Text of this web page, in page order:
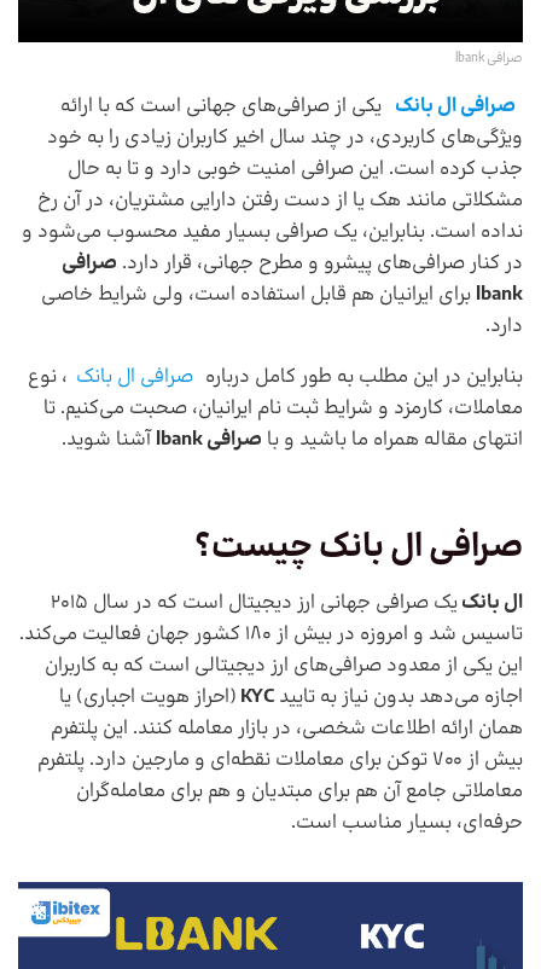
صرافی lbank
صرافی ال بانک یکی از صرافی‌های جهانی است که با ارائه
ویژگی‌های کاربردی، در چند سال اخیر کاربران زیادی را به خود
جذب کرده است. این صرافی امنیت خوبی دارد و تا به حال
مشکلاتی مانند هک یا از دست رفتن دارایی مشتریان، در آن رخ
نداده است. بنابراین، یک صرافی بسیار مفید محسوب می‌شود و
در کنار صرافی‌های پیشرو و مطرح جهانی، قرار دارد. صرافی
lbank برای ایرانیان هم قابل استفاده است، ولی شرایط خاصی
دارد.
بنابراین در این مطلب به طور کامل درباره صرافی ال بانک ، نوع
معاملات، کارمزد و شرایط ثبت نام ایرانیان، صحبت می‌کنیم. تا
انتهای مقاله همراه ما باشید و با صرافی lbank آشنا شوید.
صرافی ال بانک چیست؟
ال بانک
یک صرافی جهانی ارز دیجیتال است که در سال 2015
تاسیس شد و امروزه در بیش از 180 کشور جهان فعالیت می‌کند.
این یکی از معدود صرافی‌های ارز دیجیتالی است که به کاربران
اجازه می‌دهد بدون نیاز به تایید KYC (احراز هویت اجباری) یا
همان ارائه اطلاعات شخصی، در بازار معامله کنند. این پلتفرم
بیش از 700 توکن برای معاملات نقطه‌ای و مارجین دارد. پلتفرم
معاملاتی جامع آن هم برای مبتدیان و هم برای معامله‌گران
حرفه‌ای، بسیار مناسب است.